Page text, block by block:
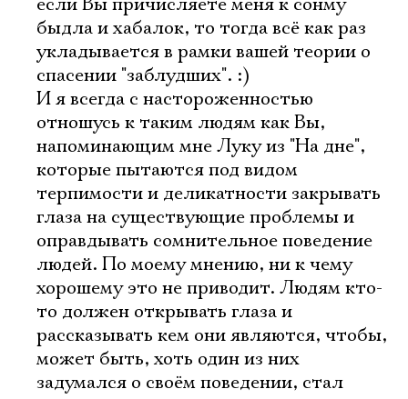
быдла и хабалок, то тогда всё как раз
укладывается в рамки вашей теории о
спасении "заблудших". :)
И я всегда с настороженностью
отношусь к таким людям как Вы,
напоминающим мне Луку из "На дне",
которые пытаются под видом
терпимости и деликатности закрывать
глаза на существующие проблемы и
оправдывать сомнительное поведение
людей. По моему мнению, ни к чему
хорошему это не приводит. Людям кто-
то должен открывать глаза и
рассказывать кем они являются, чтобы,
может быть, хоть один из них
задумался о своём поведении, стал